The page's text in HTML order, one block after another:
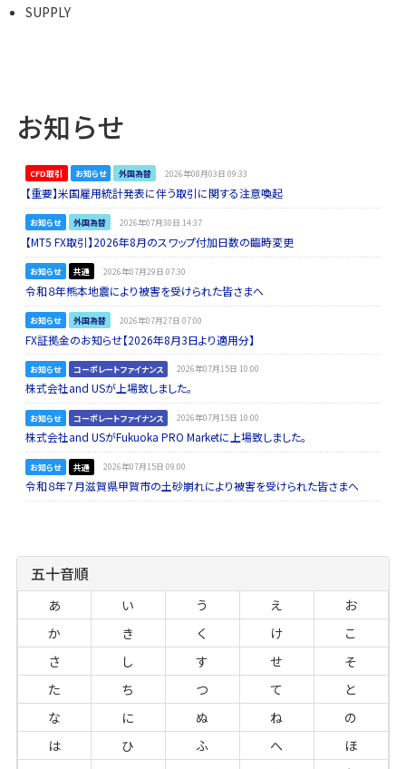
SUPPLY
お知らせ
CFD取引 お知らせ 外国為替 2026年08月03日 09:33
【重要】米国雇用統計発表に伴う取引に関する注意喚起
お知らせ 外国為替 2026年07月30日 14:37
【MT5 FX取引】2026年8月のスワップ付加日数の臨時変更
お知らせ 共通 2026年07月29日 07:30
令和８年熊本地震により被害を受けられた皆さまへ
お知らせ 外国為替 2026年07月27日 07:00
FX証拠金のお知らせ【2026年8月3日より適用分】
お知らせ コーポレートファイナンス 2026年07月15日 10:00
株式会社and USが上場致しました。
お知らせ コーポレートファイナンス 2026年07月15日 10:00
株式会社and USがFukuoka PRO Marketに上場致しました。
お知らせ 共通 2026年07月15日 09:00
令和８年７月滋賀県甲賀市の土砂崩れにより被害を受けられた皆さまへ
五十音順
あ い う え
お
か
き く け
こ
さ
し す せ
そ
た
ち つ て
と
な
に ぬ ね
の
は
ひ ふ へ
ほ